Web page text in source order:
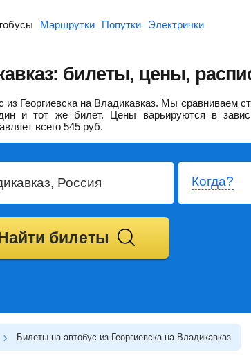
Маршрутки Попутки Электрички
билеты, цены,
Георгиевска на Владикавказ. Мы сравниваем
и тот же билет. Цены варьируются в
всего 545 руб.
Когда?
билеты
Билеты на автобус из Георгиевска на Владикавказ